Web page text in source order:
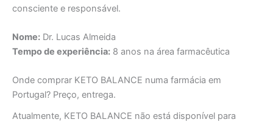
consciente e responsável.
Nome: Dr. Lucas Almeida
Tempo de experiência: 8 anos na área farmacêutica
Onde comprar KETO BALANCE numa farmácia em
Portugal? Preço, entrega.
Atualmente, KETO BALANCE não está disponível para